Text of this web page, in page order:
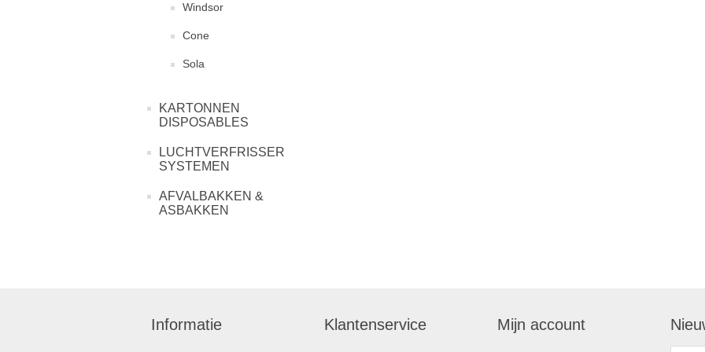
Windsor
Cone
Sola
KARTONNEN
DISPOSABLES
LUCHTVERFRISSER
SYSTEMEN
AFVALBAKKEN &
ASBAKKEN
Informatie Klantenservice Mijn account